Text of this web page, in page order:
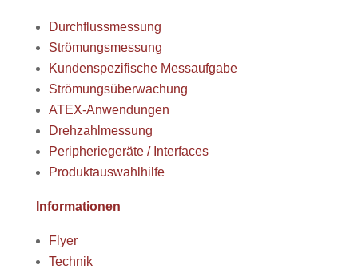
Durchflussmessung
Strömungsmessung
Kundenspezifische Messaufgabe
Strömungsüberwachung
ATEX-Anwendungen
Drehzahlmessung
Peripheriegeräte / Interfaces
Produktauswahlhilfe
Informationen
Flyer
Technik